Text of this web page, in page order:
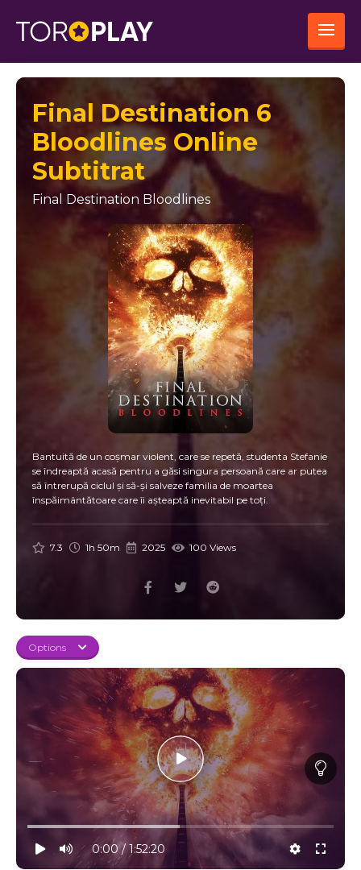
Final Destination 6
Bloodlines Online
Subtitrat
Final Destination Bloodlines
Bantuită de un coșmar violent, care se repetă, studenta Stefanie
se îndreaptă acasă pentru a găsi singura persoană care ar putea
să întrerupă ciclul și să-și salveze familia de moartea
înspăimântătoare care îi așteaptă inevitabil pe toți.
7.3 1h 50m 2025 100 Views
Options
10% progress
play
volume
0:00 / 1:52:20 settings